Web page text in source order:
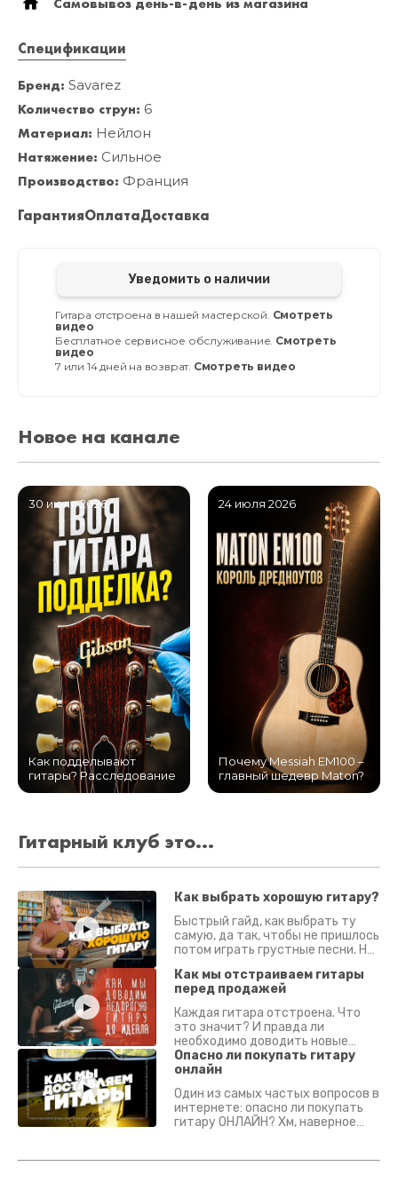
Самовывоз день-в-день из магазина
Спецификации
Бренд: Savarez
Количество струн: 6
Материал: Нейлон
Натяжение: Сильное
Производство: Франция
ГарантияОплатаДоставка
Уведомить о наличии
Гитара отстроена в нашей мастерской. Смотреть
видео
Бесплатное сервисное обслуживание. Смотреть
видео
7 или 14 дней на возврат. Смотреть видео
Новое на канале
30 июля 2026
Как подделывают
гитары? Расследование
24 июля 2026
Почему Messiah EM100 –
главный шедевр Maton?
Гитарный клуб это...
Как выбрать хорошую гитару?
Быстрый гайд, как выбрать ту
самую, да так, чтобы не пришлось
потом играть грустные песни. На
Как мы отстраиваем гитары
перед продажей
Каждая гитара отстроена. Что
это значит? И правда ли
необходимо доводить новые
гитары? Если кратко - да.
Подробно - в видео :)
Опасно ли покупать гитару
онлайн
Один из самых частых вопросов в
интернете: опасно ли покупать
гитару ОНЛАЙН? Хм, наверное
застрахован. Случись что -